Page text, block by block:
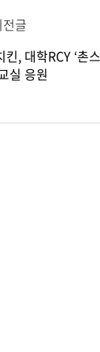
전글
킨, 대학RCY ‘촌
실 응원